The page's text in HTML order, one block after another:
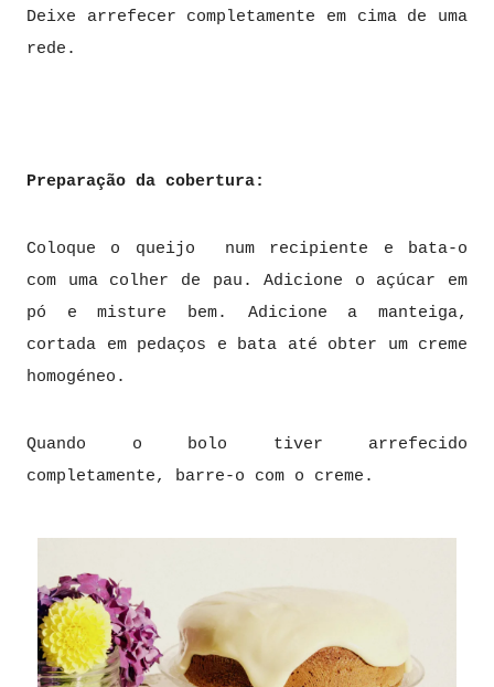
Deixe arrefecer completamente em cima de uma
rede.
Preparação da cobertura:
Coloque o queijo num recipiente e bata-o
com uma colher de pau. Adicione o açúcar em
pó e misture bem. Adicione a manteiga,
cortada em pedaços e bata até obter um creme
homogéneo.
Quando o bolo tiver arrefecido
completamente, barre-o com o creme.